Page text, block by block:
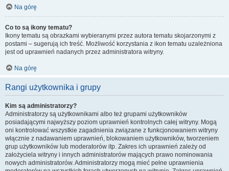
Na górę
Co to są ikony tematu?
Ikony tematu są obrazkami wybieranymi przez autora tematu skojarzonymi z
postami – sugerują ich treść. Możliwość korzystania z ikon tematu uzależniona
jest od uprawnień nadanych przez administratora witryny.
Na górę
Rangi użytkownika i grupy
Kim są administratorzy?
Administratorzy są użytkownikami albo też grupami użytkowników
posiadającymi najwyższy poziom uprawnień kontrolnych całej witryny. Mogą
oni kontrolować wszystkie zagadnienia związane z funkcjonowaniem witryny
włącznie z nadawaniem uprawnień, blokowaniem użytkowników, tworzeniem
grup użytkowników lub moderatorów itp. Zakres ich uprawnień zależy od
założyciela witryny i innych administratorów mających prawo nominowania
nowych administratorów. Administratorzy mogą mieć pełne uprawnienia